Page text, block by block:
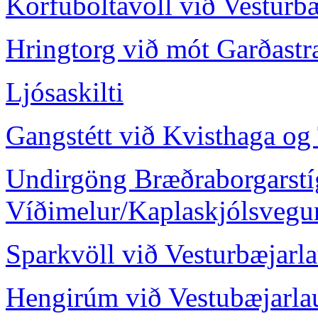
Hringtorg við mót
Ljósaskilti
Gangstétt við Kvisthaga og
Undirgöng
Víðimelur/
Sparkvöll við
Hengirúm við